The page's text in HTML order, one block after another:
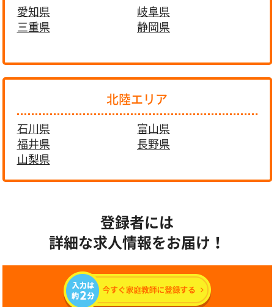
愛知県
岐阜県
三重県
静岡県
北陸エリア
石川県
富山県
福井県
長野県
山梨県
登録者には
詳細な求人情報をお届け！